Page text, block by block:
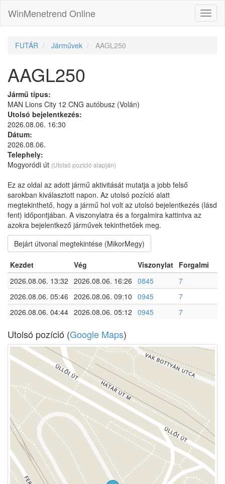
WinMenetrend Online
FUTÁR Járművek AAGL250
AAGL250
Jármű típus:
MAN Lions City 12 CNG autóbusz (Volán)
Utolsó bejelentkezés:
2026.08.06. 16:30
Dátum:
2026.08.06.
Telephely:
Mogyoródi út (Utolsó pozíció alapján)
Ez az oldal az adott jármű aktivitását mutatja a jobb felső
sarokban kiválasztott napon. Az utolsó pozíció alatt
megtekinthető, hogy a jármű hol volt az utolsó bejelentkezés (lásd
fent) időpontjában. A viszonylatra és a forgalmira kattintva az
azokra bejelentkező járművek tekinthetőek meg.
Bejárt útvonal megtekintése (MikorMegy)
Kezdet Vég Viszonylat Forgalmi
2026.08.06. 13:32 2026.08.06. 16:26 0845
7
2026.08.06. 05:46 2026.08.06. 09:10 0945
7
2026.08.06. 04:44 2026.08.06. 05:12 0945 7
Utolsó pozíció (Google Maps)